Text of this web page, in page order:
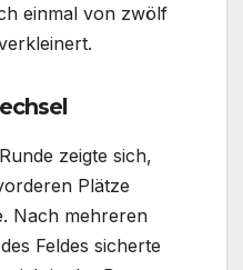
einmal von zwölf
zeigte sich,
Plätze
Nach mehreren
Feldes sicherte